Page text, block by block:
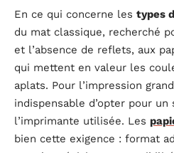
En ce qui concerne les types
du mat classique, recherché
et l’absence de reflets, aux
qui mettent en valeur les
aplats. Pour l’impression
indispensable d’opter pour
l’imprimante utilisée. Les
bien cette exigence : format